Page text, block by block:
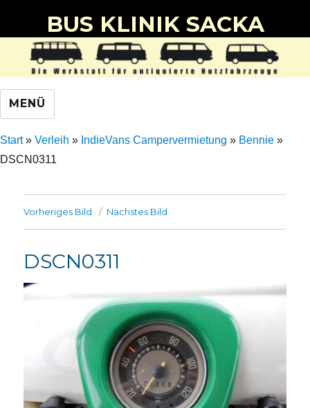
BUS KLINIK SACKA
MENÜ
Start» Verleih » IndieVans Campervermietung » Bennie »
DSCN0311
Vorheriges Bild Nächstes Bild
DSCN0311